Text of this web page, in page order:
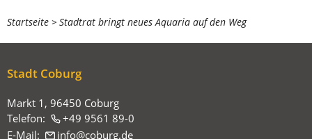
Sie
befinden
sich
Startseite Stadtrat bringt neues Aquaria auf den Weg
Stadt Coburg
Markt 1, 96450 Coburg
Telefon:
+49 9561 89-0
E-Mail:
info coburg de